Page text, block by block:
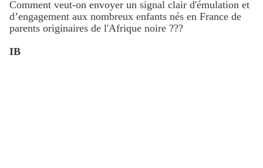
Comment veut-on envoyer un signal clair d'émulation et
d’engagement aux nombreux enfants nés en France de
parents originaires de l'Afrique noire ???
IB